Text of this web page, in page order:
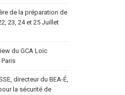
de la préparation de
23, 24 et 25 Juillet
du GCA Loïc
directeur du BEA-É,
la sécurité de